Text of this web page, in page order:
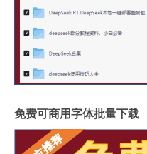
免费可商用字体批量下载